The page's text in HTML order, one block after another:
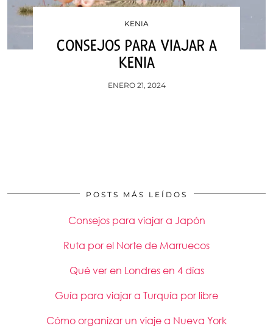
KENIA
CONSEJOS PARA VIAJAR A
KENIA
ENERO 21, 2024
POSTS MÁS LEÍDOS
Consejos para viajar a Japón
Ruta por el Norte de Marruecos
Qué ver en Londres en 4 días
Guía para viajar a Turquía por libre
Cómo organizar un viaje a Nueva York